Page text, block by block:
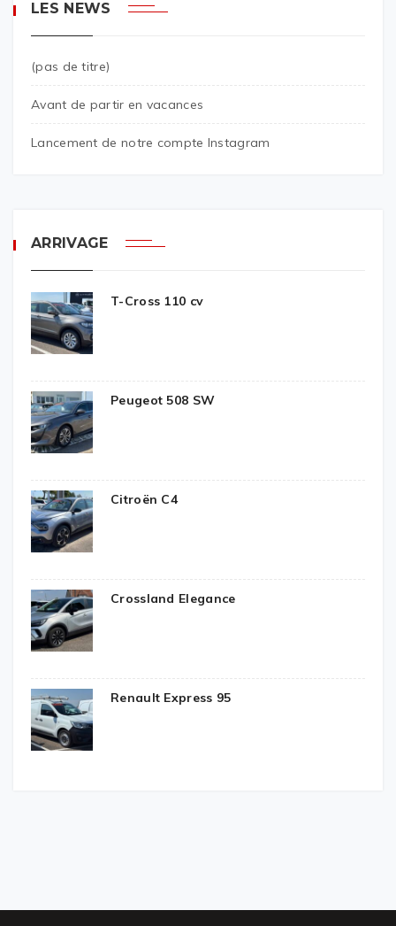
LES NEWS
(pas de titre)
Avant de partir en vacances
Lancement de notre compte Instagram
ARRIVAGE
T-Cross 110 cv
Peugeot 508 SW
Citroën C4
Crossland Elegance
Renault Express 95